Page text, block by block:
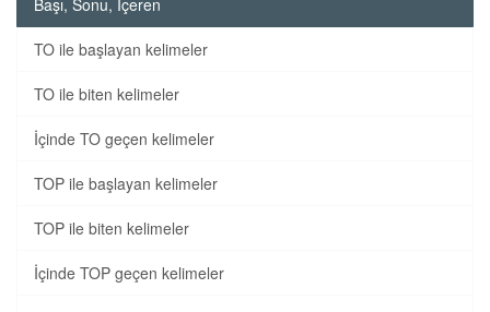
Başı, Sonu, İçeren
TO ile başlayan kelimeler
TO ile biten kelimeler
İçinde TO geçen kelimeler
TOP ile başlayan kelimeler
TOP ile biten kelimeler
İçinde TOP geçen kelimeler